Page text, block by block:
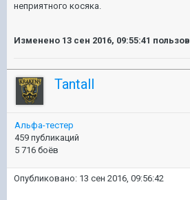
неприятного косяка.
Изменено 13 сен 2016, 09:55:41
Tantall
Альфа-тестер
459 публикаций
5 716 боёв
Опубликовано: 13 сен 2016, 09:56:42